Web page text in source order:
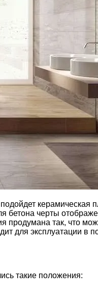
керамическая
черты
так, что
для эксплуатации
такие положения: